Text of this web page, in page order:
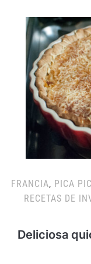
FRANCIA, PICA
RECETAS DE
Deliciosa